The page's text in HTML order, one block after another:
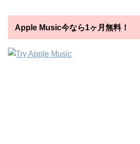
Apple Music今なら1ヶ月無料！